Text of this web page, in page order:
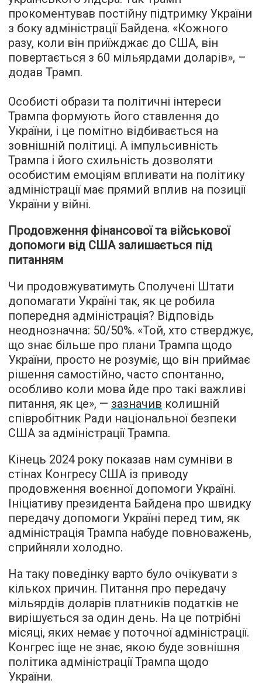
прокоментував постійну підтримку України
з боку адміністрації Байдена. «Кожного
разу, коли він приїжджає до США, він
повертається з 60 мільярдами доларів», –
додав Трамп.
Особисті образи та політичні інтереси
Трампа формують його ставлення до
України, і це помітно відбивається на
зовнішній політиці. А імпульсивність
Трампа і його схильність дозволяти
особистим емоціям впливати на політику
адміністрації має прямий вплив на позиції
України у війні.
Продовження фінансової та військової
допомоги від США залишається під
питанням
Чи продовжуватимуть Сполучені Штати
допомагати Україні так, як це робила
попередня адміністрація? Відповідь
неоднозначна: 50/50%. «Той, хто стверджує,
що знає більше про плани Трампа щодо
України, просто не розуміє, що він приймає
рішення самостійно, часто спонтанно,
особливо коли мова йде про такі важливі
питання, як це», — зазначив колишній
співробітник Ради національної безпеки
США за адміністрації Трампа.
Кінець 2024 року показав нам сумніви в
стінах Конгресу США із приводу
продовження воєнної допомоги Україні.
Ініціативу президента Байдена про швидку
передачу допомоги Україні перед тим, як
адміністрація Трампа набуде повноважень,
сприйняли холодно.
На таку поведінку варто було очікувати з
кількох причин. Питання про передачу
мільярдів доларів платників податків не
вирішується за один день. На це потрібні
місяці, яких немає у поточної адміністрації.
Конгрес іще не знає, якою буде зовнішня
політика адміністрації Трампа щодо
України.